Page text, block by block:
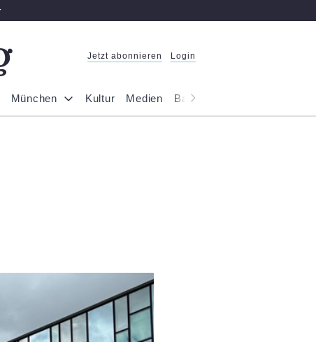
Jetzt abonnieren Login
München Kultur Medien Bayern